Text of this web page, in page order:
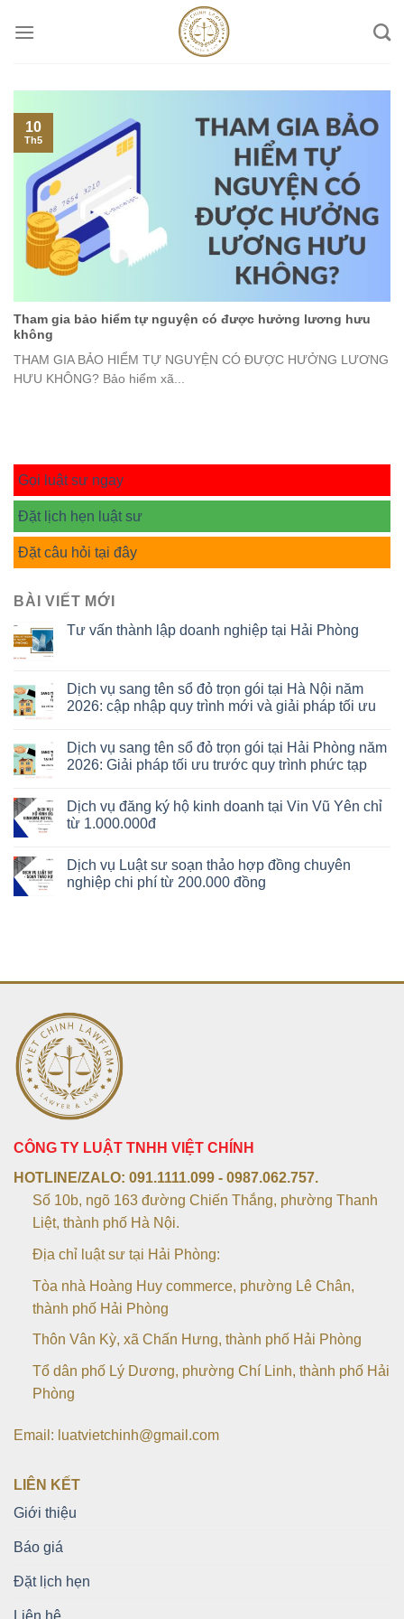
Tham gia bảo hiểm tự nguyện có được hưởng lương hưu
không
THAM GIA BẢO HIỂM TỰ NGUYỆN CÓ ĐƯỢC HƯỞNG LƯƠNG
HƯU KHÔNG? Bảo hiểm xã...
10
Th5
Gọi luật sư ngay
Đặt lịch hẹn luật sư
Đặt câu hỏi tại đây
BÀI VIẾT MỚI
Tư vấn thành lập doanh nghiệp tại Hải Phòng
Dịch vụ sang tên sổ đỏ trọn gói tại Hà Nội năm
2026: cập nhập quy trình mới và giải pháp tối ưu
Dịch vụ sang tên sổ đỏ trọn gói tại Hải Phòng năm
2026: Giải pháp tối ưu trước quy trình phức tạp
Dịch vụ đăng ký hộ kinh doanh tại Vin Vũ Yên chỉ
từ 1.000.000đ
Dịch vụ Luật sư soạn thảo hợp đồng chuyên
nghiệp chi phí từ 200.000 đồng
CÔNG TY LUẬT TNHH VIỆT CHÍNH
HOTLINE/ZALO: 091.1111.099 - 0987.062.757.
Số 10b, ngõ 163 đường Chiến Thắng, phường Thanh
Liệt, thành phố Hà Nội.
Địa chỉ luật sư tại Hải Phòng:
Tòa nhà Hoàng Huy commerce, phường Lê Chân,
thành phố Hải Phòng
Thôn Vân Kỳ, xã Chấn Hưng, thành phố Hải Phòng
Tổ dân phố Lý Dương, phường Chí Linh, thành phố Hải
Phòng
Email: luatvietchinh@gmail.com
LIÊN KẾT
Giới thiệu
Báo giá
Đặt lịch hẹn
Liên hệ